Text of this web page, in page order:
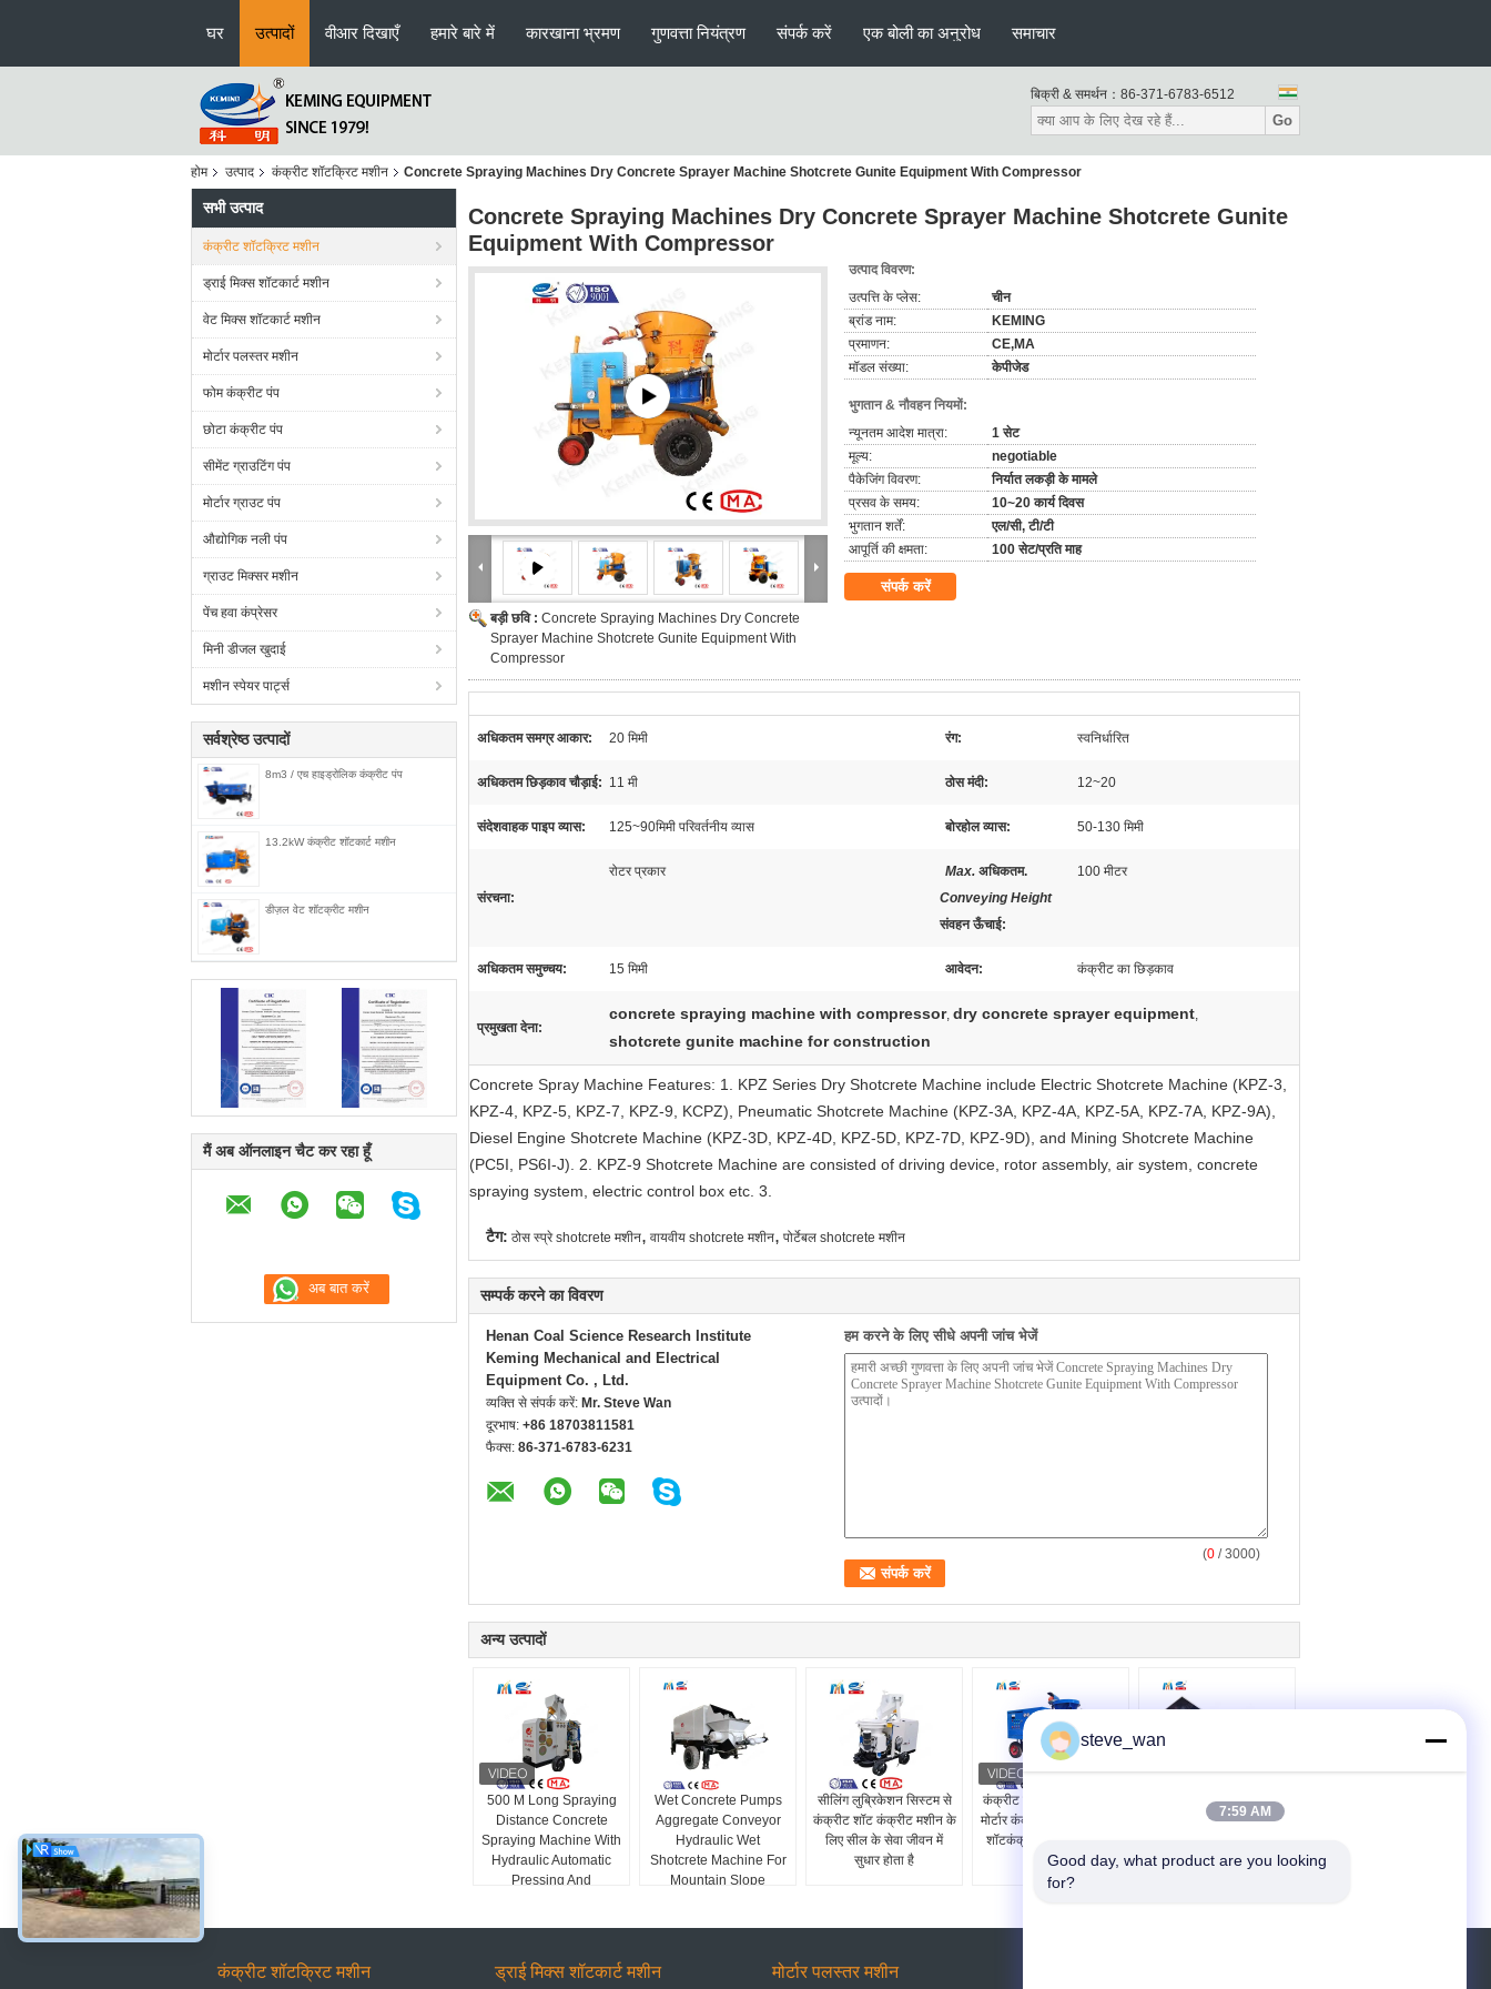
घर उत्पादों वीआर दिखाएँ हमारे बारे में कारखाना भ्रमण गुणवत्ता नियंत्रण संपर्क करें एक बोली का अनुरोध समाचार
बिक्री & समर्थन： 86-371-6783-6512
Go
होम उत्पाद कंक्रीट शॉटक्रिट मशीन Concrete Spraying Machines Dry Concrete Sprayer Machine Shotcrete Gunite Equipment With Compressor
सभी उत्पाद
कंक्रीट शॉटक्रिट मशीन
ड्राई मिक्स शॉटकार्ट मशीन
वेट मिक्स शॉटकार्ट मशीन
मोर्टार पलस्तर मशीन
फोम कंक्रीट पंप
छोटा कंक्रीट पंप
सीमेंट ग्राउटिंग पंप
मोर्टार ग्राउट पंप
औद्योगिक नली पंप
ग्राउट मिक्सर मशीन
पेंच हवा कंप्रेसर
मिनी डीजल खुदाई
मशीन स्पेयर पार्ट्स
सर्वश्रेष्ठ उत्पादों
8m3 / एच हाइड्रोलिक कंक्रीट पंप
13.2kW कंक्रीट शॉटकार्ट मशीन
डीज़ल वेट शॉटक्रीट मशीन
मैं अब ऑनलाइन चैट कर रहा हूँ
Concrete Spraying Machines Dry Concrete Sprayer Machine Shotcrete Gunite
Equipment With Compressor
बड़ी छवि : Concrete Spraying Machines Dry Concrete
Sprayer Machine Shotcrete Gunite Equipment With
Compressor
उत्पाद विवरण:
उत्पत्ति के प्लेस:
चीन
ब्रांड नाम:
KEMING
प्रमाणन:
CE,MA
मॉडल संख्या:
केपीजेड
भुगतान & नौवहन नियमों:
न्यूनतम आदेश मात्रा:
1 सेट
मूल्य:
negotiable
पैकेजिंग विवरण:
निर्यात लकड़ी के मामले
प्रसव के समय:
10~20 कार्य दिवस
भुगतान शर्तें:
एल/सी, टी/टी
आपूर्ति की क्षमता:
100 सेट/प्रति माह
संपर्क करें
अधिकतम समग्र आकार: 20 मिमी रंग: स्वनिर्धारित
अधिकतम छिड़काव चौड़ाई: 11 मी ठोस मंदी: 12~20
संदेशवाहक पाइप व्यास: 125~90मिमी परिवर्तनीय व्यास बोरहोल व्यास: 50-130 मिमी
संरचना:
रोटर प्रकार Max. अधिकतम.
Conveying Height
संवहन ऊँचाई:
100 मीटर
अधिकतम समुच्चय: 15 मिमी आवेदन: कंक्रीट का छिड़काव
प्रमुखता देना:
concrete spraying machine with compressor, dry concrete sprayer equipment,
shotcrete gunite machine for construction
Concrete Spray Machine Features: 1. KPZ Series Dry Shotcrete Machine include Electric Shotcrete Machine (KPZ-3,
KPZ-4, KPZ-5, KPZ-7, KPZ-9, KCPZ), Pneumatic Shotcrete Machine (KPZ-3A, KPZ-4A, KPZ-5A, KPZ-7A, KPZ-9A),
Diesel Engine Shotcrete Machine (KPZ-3D, KPZ-4D, KPZ-5D, KPZ-7D, KPZ-9D), and Mining Shotcrete Machine
(PC5I, PS6I-J). 2. KPZ-9 Shotcrete Machine are consisted of driving device, rotor assembly, air system, concrete
spraying system, electric control box etc. 3.
टैग: ठोस स्प्रे shotcrete मशीन, वायवीय shotcrete मशीन, पोर्टेबल shotcrete मशीन
सम्पर्क करने का विवरण
Henan Coal Science Research Institute
Keming Mechanical and Electrical
Equipment Co. , Ltd.
व्यक्ति से संपर्क करें: Mr. Steve Wan
दूरभाष: +86 18703811581
फैक्स: 86-371-6783-6231
हम करने के लिए सीधे अपनी जांच भेजें
(0 / 3000)
अन्य उत्पादों
500 M Long Spraying
Distance Concrete
Spraying Machine With
Hydraulic Automatic
Pressing And
Wet Concrete Pumps
Aggregate Conveyor
Hydraulic Wet
Shotcrete Machine For
Mountain Slope
सीलिंग लुब्रिकेशन सिस्टम से
कंक्रीट शॉट कंक्रीट मशीन के
लिए सील के सेवा जीवन में
सुधार होता है
कंक्रीट छिड़काव मशीनें सूखी
मोर्टार कंक्रीट छिड़काव मशीन
शॉटकंक्रीट गनइट उपकरण
गीला कंक्रीट पंप पिस्टन
कंक्रीट छिड़काव मशीन गीला
कंक्रीट शॉटक्रिट मशीन ड्राई मिक्स शॉटकार्ट मशीन मोर्टार पलस्तर मशीन
steve_wan
7:59 AM
Good day, what product are you looking
for?